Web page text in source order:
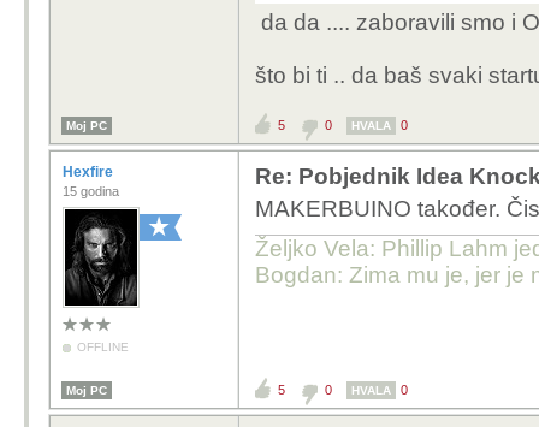
da da .... zaboravili smo i
što bi ti .. da baš svaki
Moj PC 5 0 HVALA 0
Hexfire
15 godina
OFFLINE
Re: Pobjednik Idea
MAKERBUINO također.
Željko Vela: Phillip Lahm
Bogdan: Zima mu je, jer je
Moj PC 5 0 HVALA 0